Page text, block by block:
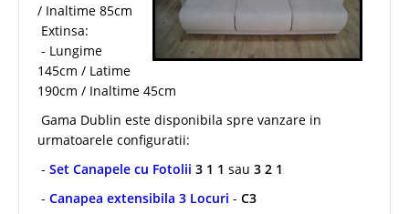
/ Inaltime 85cm
Extinsa:
- Lungime
145cm / Latime
190cm / Inaltime 45cm
Gama Dublin este disponibila spre vanzare in
urmatoarele configuratii:
- Set Canapele cu Fotolii 3 1 1 sau 3 2 1
- Canapea extensibila 3 Locuri - C3